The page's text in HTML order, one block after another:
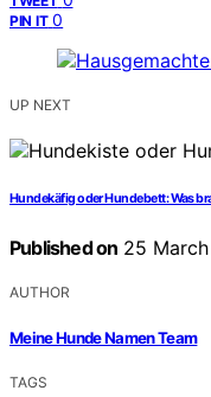
PIN IT 0
UP NEXT
Hundekäfig oder Hundebett: Was
Published on 25
AUTHOR
Meine Hunde Namen Team
TAGS